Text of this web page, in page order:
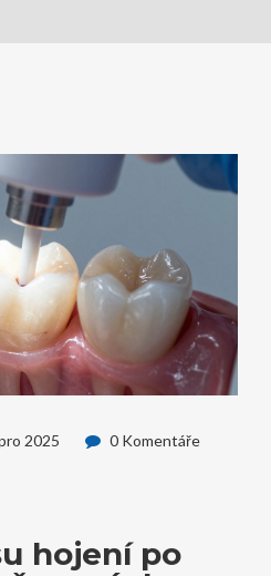
2025
0 Komentáře
hojení po